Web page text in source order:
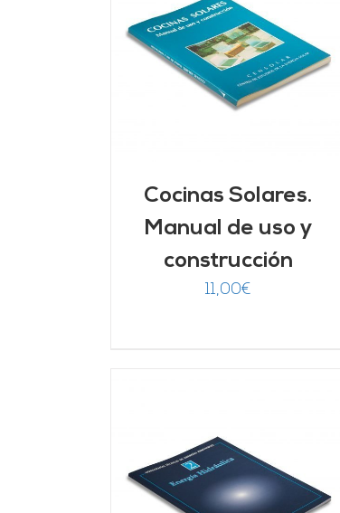
Cocinas Solares.
Manual de uso y
construcción
11,00€
AÑADIR AL CARRITO
DETALLES
AÑADIR AL CARRITO
DETALLES